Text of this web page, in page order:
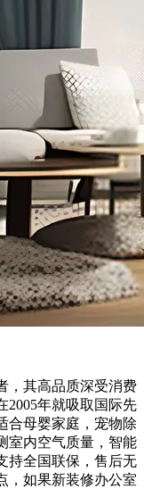
，其高品质深受消费
2005年就吸取国际先
合母婴家庭，宠物除
室内空气质量，智能
持全国联保，售后无
，如果新装修办公室